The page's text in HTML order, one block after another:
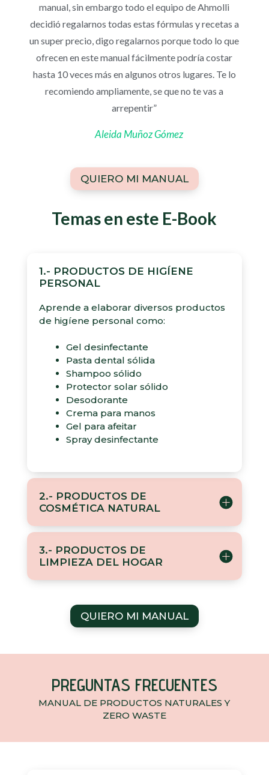
manual, sin embargo todo el equipo de Ahmolli
decidió regalarnos todas estas fórmulas y recetas a
un super precio, digo regalarnos porque todo lo que
ofrecen en este manual fácilmente podría costar
hasta 10 veces más en algunos otros lugares. Te lo
recomiendo ampliamente, se que no te vas a
arrepentir”
Aleida Muñoz Gómez
QUIERO MI MANUAL
Temas en este E-Book
1.- PRODUCTOS DE HIGÍENE
PERSONAL
Aprende a elaborar diversos productos
de higíene personal como:
Gel desinfectante
Pasta dental sólida
Shampoo sólido
Protector solar sólido
Desodorante
Crema para manos
Gel para afeitar
Spray desinfectante
2.- PRODUCTOS DE
COSMÉTICA NATURAL
3.- PRODUCTOS DE
LIMPIEZA DEL HOGAR
QUIERO MI MANUAL
PREGUNTAS FRECUENTES
MANUAL DE PRODUCTOS NATURALES Y
ZERO WASTE